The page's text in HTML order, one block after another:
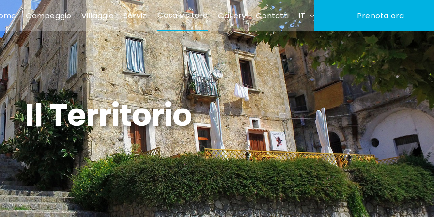
Campeggio Villaggio Servizi Cosa visitare Gallery Contatti IT Prenota ora
Il Territorio